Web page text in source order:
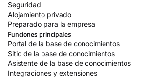
Seguridad
Alojamiento privado
Preparado para la empresa
Funciones principales
Portal de la base de conocimientos
Sitio de la base de conocimientos
Asistente de la base de conocimientos
Integraciones y extensiones